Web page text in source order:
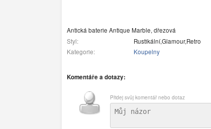
Antická baterie Antique Marble, dřezová
Styl:
Rustikální,Glamour,Retro
Kategorie:
Koupelny
Komentáře a dotazy:
Přidej svůj komentář nebo dotaz